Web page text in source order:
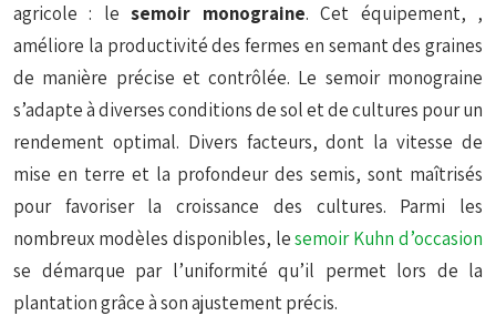
agricole : lesemoir monograine. Cet équipement, ,
améliore la productivité des fermes en semant des graines
de manière précise et contrôlée. Le semoir monograine
s’adapte à diverses conditions de sol et de cultures pour un
rendement optimal. Divers facteurs, dont la vitesse de
mise en terre et la profondeur des semis, sont maîtrisés
pour favoriser la croissance des cultures. Parmi les
nombreux modèles disponibles, lesemoir Kuhn d’occasion
se démarque par l’uniformité qu’il permet lors de la
plantation grâce à son ajustement précis.